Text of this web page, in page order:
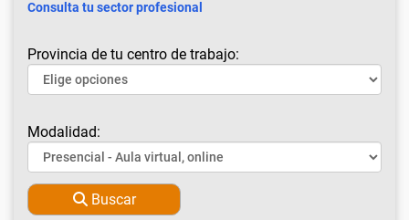
Consulta tu sector profesional
Provincia de tu centro de trabajo:
Modalidad:
Buscar